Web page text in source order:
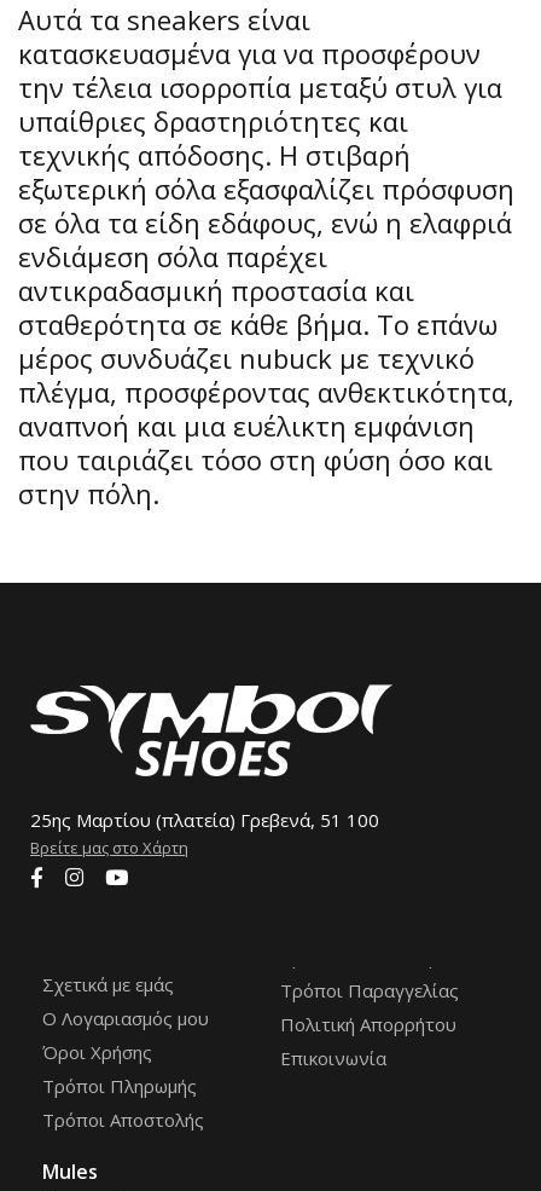
Αυτά τα sneakers είναι
κατασκευασμένα για να προσφέρουν
την τέλεια ισορροπία μεταξύ στυλ για
υπαίθριες δραστηριότητες και
τεχνικής απόδοσης. Η στιβαρή
εξωτερική σόλα εξασφαλίζει πρόσφυση
σε όλα τα είδη εδάφους, ενώ η ελαφριά
ενδιάμεση σόλα παρέχει
αντικραδασμική προστασία και
σταθερότητα σε κάθε βήμα. Το επάνω
μέρος συνδυάζει nubuck με τεχνικό
πλέγμα, προσφέροντας ανθεκτικότητα,
αναπνοή και μια ευέλικτη εμφάνιση
που ταιριάζει τόσο στη φύση όσο και
στην πόλη.
25ης Μαρτίου (πλατεία) Γρεβενά, 51 100
Βρείτε μας στο Χάρτη
Σχετικά με εμάς
Ο Λογαριασμός μου
Όροι Χρήσης
Τρόποι Πληρωμής
Τρόποι Αποστολής
Τρόποι Παραγγελίας
Πολιτική Απορρήτου
Επικοινωνία
Mules